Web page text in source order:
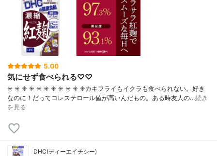
5.00
気にせず食べられる♡♡
✳️ ✳️ ✳️ ✳️ ✳️ ✳️ ✳️ ✳️ ✳️ ✳️ ✳️カキフライもイクラも食べられない。好き
なのに！だってコレステロール値が高いんだもの。ある時友人の…続き
を見る
DHC(ディーエイチシー)